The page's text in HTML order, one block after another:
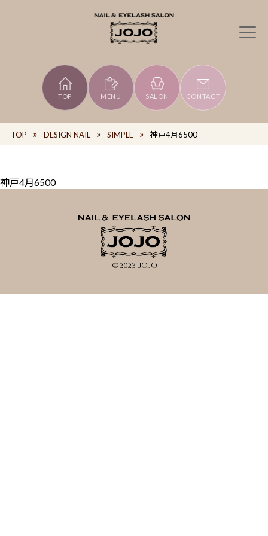
TOP MENU SALON CONTACT
TOP DESIGN NAIL SIMPLE 神戸4月6500
神戸4月6500
©2023 JOJO